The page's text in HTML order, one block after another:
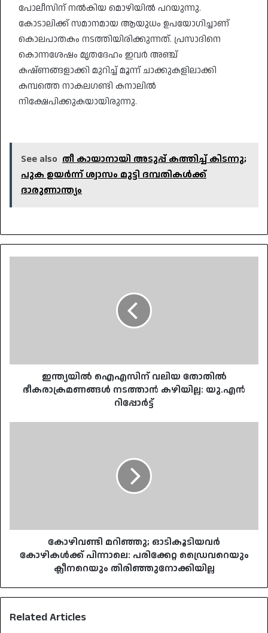
പോലീസിന് നല്‍കിയ മൊഴിയില്‍ പറയുന്നു.
കോടാലിക്ക് സമാനമായ ആയുധം ഉപയോഗിച്ചാണ്
കൊലപാതകം നടത്തിയിരിക്കുന്നത്. പ്രസാദിനെ
കൊന്നശേഷം മൃതദേഹം ഇവര്‍ അഞ്ച്
കഷ്ണങ്ങളാക്കി മുറിച്ച് മൂന്ന് ചാക്കുകളിലാക്കി
കമ്പത്തെ നാകലഗണ്ടി കനാലില്‍
നിക്ഷേപിക്കുകയായിരുന്നു.
See also തീ കായാനായി അടുപ്പ് കത്തിച്ച് കിടന്നു;
പുക ഉയർന്ന് ശ്വാസം മുട്ടി ദമ്പതികൾക്ക്
ദാരുണാന്ത്യം
റിപ്പോര്‍ട്ട്
ഇന്ത്യയില്‍ ഐഎസിന് വലിയ തോതില്‍
ഭീകരാക്രമണങ്ങള്‍ നടത്താന്‍ കഴിയില്ല: യു.എന്‍
റിപ്പോര്‍ട്ട്
തിരിഞ്ഞുനോക്കിയില്ല
കോഴിവണ്ടി മറിഞ്ഞു; ഓടികൂടിയവർ
കോഴികൾക്ക് പിന്നാലെ: പരിക്കേറ്റ ഡ്രൈവറെയും
ക്ലീനറെയും തിരിഞ്ഞുനോക്കിയില്ല
Related Articles